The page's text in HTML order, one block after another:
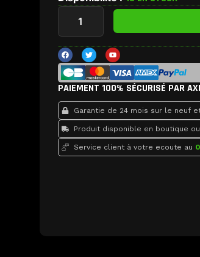
quantité
Nappe
bouton
L
R
Nintendo
3DS
XL
F
a
c
e
b
o
o
k
T
w
i
t
t
e
r
Y
o
u
t
u
b
e
PAIEMENT 100% SÉCURISÉ PAR
Garantie de 24 mois sur le neuf
Produit disponible en boutique
Service client à votre ecoute au